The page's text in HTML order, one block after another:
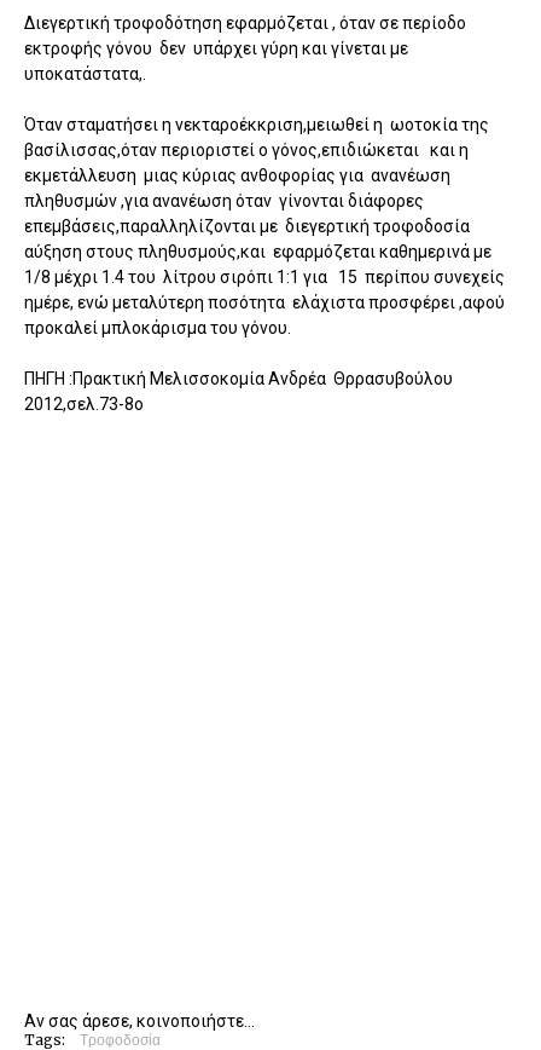
Διεγερτική τροφοδότηση εφαρμόζεται , όταν σε περίοδο
εκτροφής γόνου δεν υπάρχει γύρη και γίνεται με
υποκατάστατα,.
Όταν σταματήσει η νεκταροέκκριση,μειωθεί η ωοτοκία της
βασίλισσας,όταν περιοριστεί ο γόνος,επιδιώκεται και η
εκμετάλλευση μιας κύριας ανθοφορίας για ανανέωση
πληθυσμών ,για ανανέωση όταν γίνονται διάφορες
επεμβάσεις,παραλληλίζονται με διεγερτική τροφοδοσία
αύξηση στους πληθυσμούς,και εφαρμόζεται καθημερινά με
1/8 μέχρι 1.4 του λίτρου σιρόπι 1:1 για 15 περίπου συνεχείς
ημέρε, ενώ μεταλύτερη ποσότητα ελάχιστα προσφέρει ,αφού
προκαλεί μπλοκάρισμα του γόνου.
ΠΗΓΗ :Πρακτική Μελισσοκομία Ανδρέα Θρρασυβούλου
2012,σελ.73-8ο
Αν σας άρεσε, κοινοποιήστε...
Tags: Τροφοδοσία